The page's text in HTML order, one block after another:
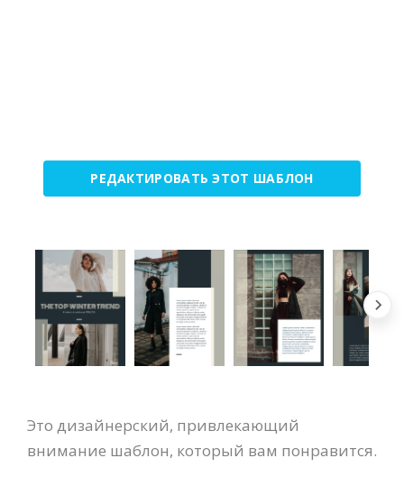
РЕДАКТИРОВАТЬ ЭТОТ ШАБЛОН
Это дизайнерский, привлекающий
внимание шаблон, который вам понравится.